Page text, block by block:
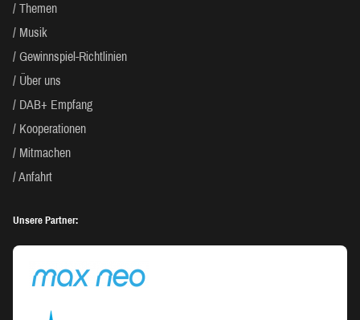
Themen
Musik
Gewinnspiel-Richtlinien
Über uns
DAB+ Empfang
Kooperationen
Mitmachen
Anfahrt
Unsere Partner: